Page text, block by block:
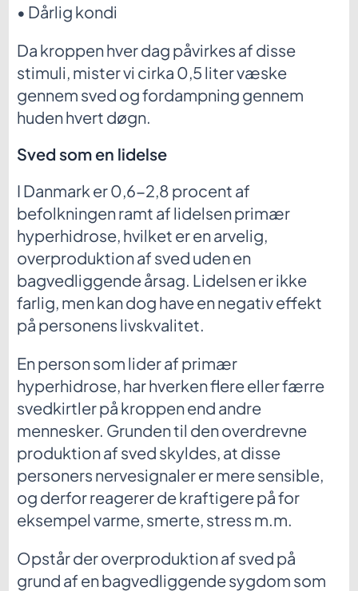
• Dårlig kondi
Da kroppen hver dag påvirkes af disse
stimuli, mister vi cirka 0,5 liter væske
gennem sved og fordampning gennem
huden hvert døgn.
Sved som en lidelse
I Danmark er 0,6-2,8 procent af
befolkningen ramt af lidelsen primær
hyperhidrose, hvilket er en arvelig,
overproduktion af sved uden en
bagvedliggende årsag. Lidelsen er ikke
farlig, men kan dog have en negativ effekt
på personens livskvalitet.
En person som lider af primær
hyperhidrose, har hverken flere eller færre
svedkirtler på kroppen end andre
mennesker. Grunden til den overdrevne
produktion af sved skyldes, at disse
personers nervesignaler er mere sensible,
og derfor reagerer de kraftigere på for
eksempel varme, smerte, stress m.m.
Opstår der overproduktion af sved på
grund af en bagvedliggende sygdom som